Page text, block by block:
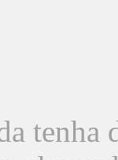
tenha